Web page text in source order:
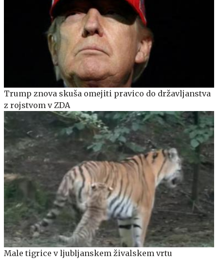
Trump znova skuša omejiti pravico do državljanstva
z rojstvom v ZDA
Male tigrice v ljubljanskem živalskem vrtu